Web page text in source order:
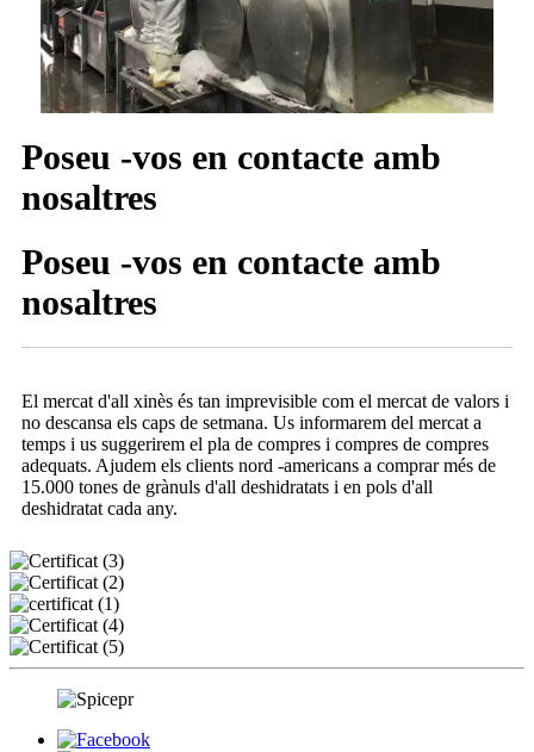
Poseu -vos en contacte amb
nosaltres
Poseu -vos en contacte amb
nosaltres
El mercat d'all xinès és tan imprevisible com el mercat de valors i
no descansa els caps de setmana. Us informarem del mercat a
temps i us suggerirem el pla de compres i compres de compres
adequats. Ajudem els clients nord -americans a comprar més de
15.000 tones de grànuls d'all deshidratats i en pols d'all
deshidratat cada any.